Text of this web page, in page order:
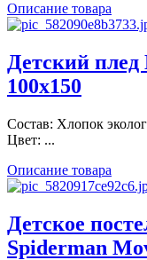
Описание товара
Детский
100х150
Состав: Хлопок
Цвет: ...
Описание товара
Детское
Spiderman